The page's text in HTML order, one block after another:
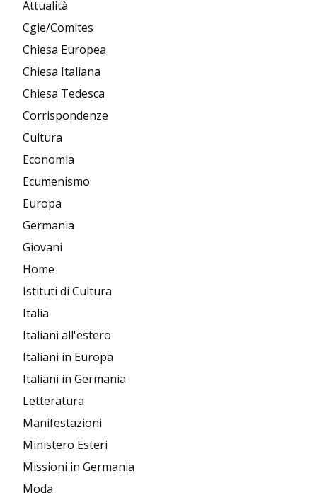
Attualità
Cgie/Comites
Chiesa Europea
Chiesa Italiana
Chiesa Tedesca
Corrispondenze
Cultura
Economia
Ecumenismo
Europa
Germania
Giovani
Home
Istituti di Cultura
Italia
Italiani all'estero
Italiani in Europa
Italiani in Germania
Letteratura
Manifestazioni
Ministero Esteri
Missioni in Germania
Moda